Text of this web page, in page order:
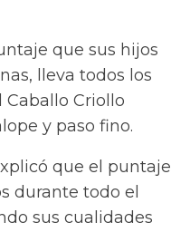
que sus hijos
lleva todos los
Criollo
y paso fino.
que el puntaje
durante todo el
sus cualidades